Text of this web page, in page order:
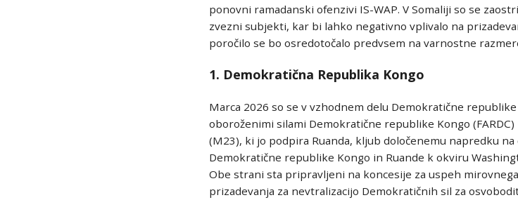
ponovni ramadanski ofenzivi IS-WAP. V Somaliji so se
zvezni subjekti, kar bi lahko negativno vplivalo na
poročilo se bo osredotočalo predvsem na varnostne
1. Demokratična Republika Kongo
Marca 2026 so se v vzhodnem delu Demokratične
oboroženimi silami Demokratične republike Kongo
(M23), ki jo podpira Ruanda, kljub določenemu napredku
Demokratične republike Kongo in Ruande k okviru
Obe strani sta pripravljeni na koncesije za uspeh
prizadevanja za nevtralizacijo Demokratičnih sil za